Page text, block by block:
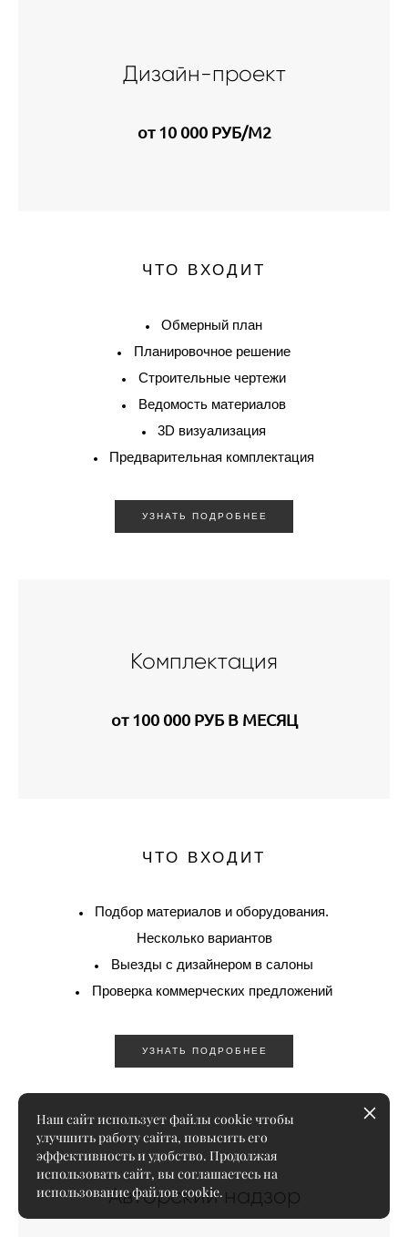
Дизайн-проект
от 10 000 РУБ/М2
ЧТО ВХОДИТ
Обмерный план
Планировочное решение
Строительные чертежи
Ведомость материалов
3D визуализация
Предварительная комплектация
УЗНАТЬ ПОДРОБНЕЕ
Комплектация
от 100 000 РУБ В МЕСЯЦ
ЧТО ВХОДИТ
Подбор материалов и оборудования.
Несколько вариантов
Выезды с дизайнером в салоны
Проверка коммерческих предложений
УЗНАТЬ ПОДРОБНЕЕ
Авторский надзор
Наш сайт использует файлы cookie чтобы
улучшить работу сайта, повысить его
эффективность и удобство. Продолжая
использовать сайт, вы соглашаетесь на
использование файлов cookie.